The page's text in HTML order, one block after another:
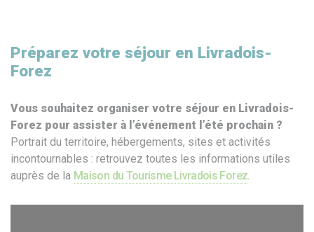
Préparez votre séjour en Livradois-
Forez
Vous souhaitez organiser votre séjour en Livradois-
Forez pour assister à l’événement l’été prochain ?
Portrait du territoire, hébergements, sites et activités
incontournables : retrouvez toutes les informations utiles
auprès de la Maison du Tourisme Livradois Forez